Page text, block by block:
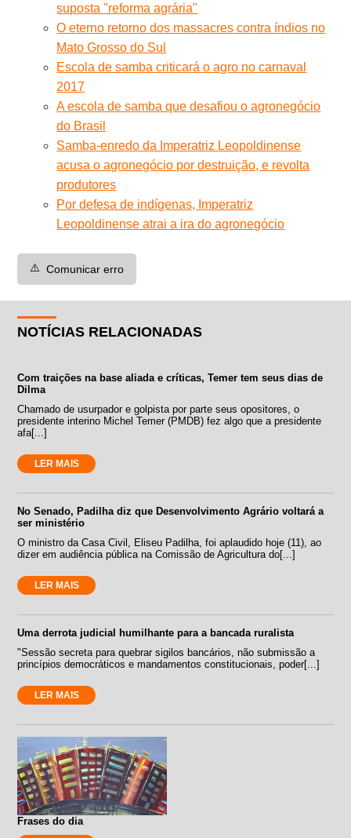
suposta "reforma agrária"
O eterno retorno dos massacres contra índios no
Mato Grosso do Sul
Escola de samba criticará o agro no carnaval
2017
A escola de samba que desafiou o agronegócio
do Brasil
Samba-enredo da Imperatriz Leopoldinense
acusa o agronegócio por destruição, e revolta
produtores
Por defesa de indígenas, Imperatriz
Leopoldinense atrai a ira do agronegócio
⚠️ Comunicar erro
NOTÍCIAS RELACIONADAS
Com traições na base aliada e críticas, Temer tem seus dias de
Dilma
Chamado de usurpador e golpista por parte seus opositores, o
presidente interino Michel Temer (PMDB) fez algo que a presidente
afa[...]
LER MAIS
No Senado, Padilha diz que Desenvolvimento Agrário voltará a
ser ministério
O ministro da Casa Civil, Eliseu Padilha, foi aplaudido hoje (11), ao
dizer em audiência pública na Comissão de Agricultura do[...]
LER MAIS
Uma derrota judicial humilhante para a bancada ruralista
"Sessão secreta para quebrar sigilos bancários, não submissão a
princípios democráticos e mandamentos constitucionais, poder[...]
LER MAIS
Frases do dia